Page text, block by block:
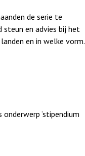
de serie te
steun en advies bij het
en in welke vorm.
‘stipendium